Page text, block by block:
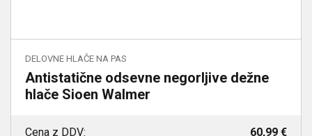
DELOVNE HLAČE NA PAS
Antistatične odsevne negorljive dežne
hlače Sioen Walmer
Cena z DDV:
60,99 €